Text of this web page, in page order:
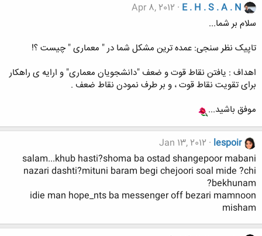
E . H . S . A . N
Apr 8, 2012
سلام بر شما...
تاپیک نظر سنجی: عمده ترین مشکل شما در " معماری " چیست ؟!
اهداف : یافتن نقاط قوت و ضعف "دانشجویان معماری" و ارایه ی راهکار
برای تقویت نقاط قوت ، و بر طرف نمودن نقاط ضعف .
موفق باشید...
lespoir
Jan 13, 2012
salam...khub hasti?shoma ba ostad shangepoor mabani
nazari dashti?mituni baram begi chejoori soal mide ?chi
bekhunam?
idie man hope_nts ba messenger off bezari mamnoon
misham